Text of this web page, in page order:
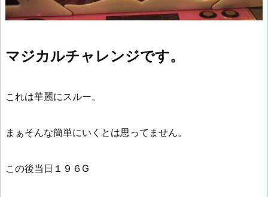
マジカルチャレンジです。
これは華麗にスルー。
まぁそんな簡単にいくとは思ってません。
この後当日１９６G